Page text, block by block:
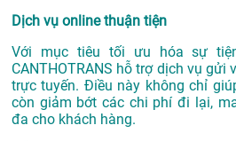
Dịch vụ online thuận tiện
Với mục tiêu tối ưu hóa sự
CANTHOTRANS hỗ trợ dịch vụ gửi
trực tuyến. Điều này không chỉ
còn giảm bớt các chi phí đi lại,
đa cho khách hàng.